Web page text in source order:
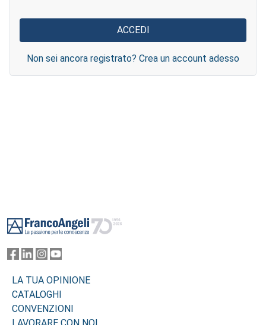
Non sei ancora registrato? Crea un account adesso
LA TUA OPINIONE
CATALOGHI
CONVENZIONI